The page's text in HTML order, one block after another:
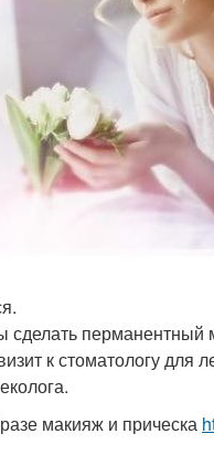
сделать перманентный
к стоматологу для
макияж и прическа